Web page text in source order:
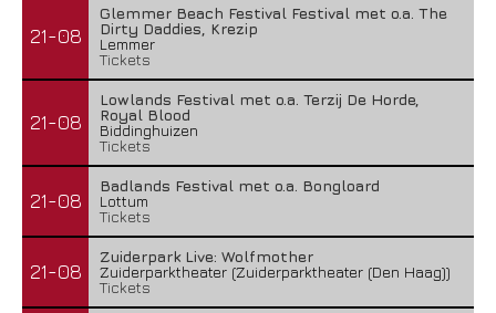
21-08
Glemmer Beach Festival Festival met o.a. The
Dirty Daddies, Krezip
Lemmer
Tickets
21-08
Lowlands Festival met o.a. Terzij De Horde,
Royal Blood
Biddinghuizen
Tickets
21-08
Badlands Festival met o.a. Bongloard
Lottum
Tickets
21-08
Zuiderpark Live: Wolfmother
Zuiderparktheater (Zuiderparktheater (Den Haag))
Tickets